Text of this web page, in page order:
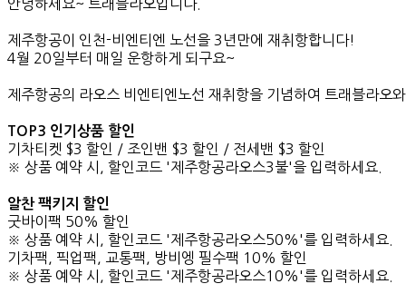
안녕하세요~ 트래블라오입니다.
제주항공이 인천-비엔티엔 노선을 3년만에 재취항합니다!
4월 20일부터 매일 운항하게 되구요~
제주항공의 라오스 비엔티엔노선 재취항을 기념하여 트래블라오
TOP3 인기상품 할인
기차티켓 $3 할인 / 조인밴 $3 할인 / 전세밴 $3 할인
※ 상품 예약 시, 할인코드 '제주항공라오스3불'을 입력하세요.
알찬 팩키지 할인
굿바이팩 50% 할인
※ 상품 예약 시, 할인코드 '제주항공라오스50%'를 입력하세요.
기차팩, 픽업팩, 교통팩, 방비엥 필수팩 10% 할인
※ 상품 예약 시, 할인코드 '제주항공라오스10%'를 입력하세요.